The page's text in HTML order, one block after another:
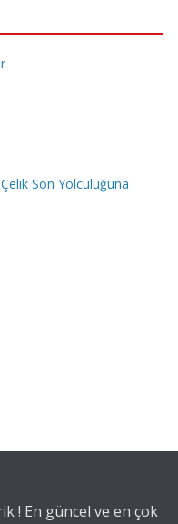
Son Yolculuğuna
! En güncel ve en çok